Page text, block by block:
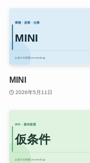
MINI
2026年5月11日